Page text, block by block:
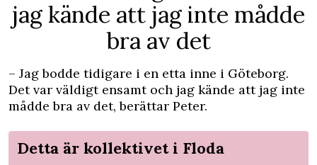
jag kände att jag inte mådde
bra av det
– Jag bodde tidigare i en etta inne i Göteborg.
Det var väldigt ensamt och jag kände att jag inte
mådde bra av det, berättar Peter.
Detta är kollektivet i Floda